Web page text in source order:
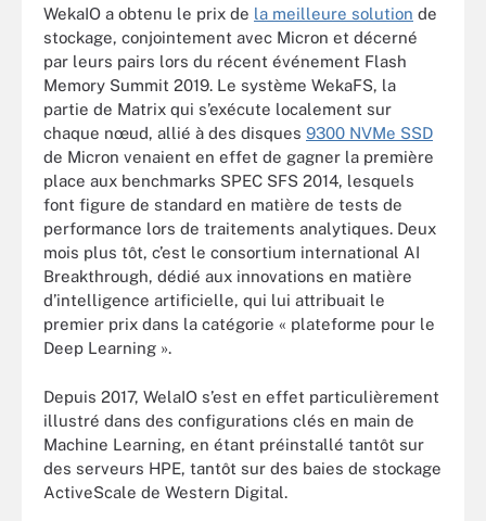
WekaIO a obtenu le prix de la meilleure solution de
stockage, conjointement avec Micron et décerné
par leurs pairs lors du récent événement Flash
Memory Summit 2019. Le système WekaFS, la
partie de Matrix qui s’exécute localement sur
chaque nœud, allié à des disques 9300 NVMe SSD
de Micron venaient en effet de gagner la première
place aux benchmarks SPEC SFS 2014, lesquels
font figure de standard en matière de tests de
performance lors de traitements analytiques. Deux
mois plus tôt, c’est le consortium international AI
Breakthrough, dédié aux innovations en matière
d’intelligence artificielle, qui lui attribuait le
premier prix dans la catégorie « plateforme pour le
Deep Learning ».
Depuis 2017, WelaIO s’est en effet particulièrement
illustré dans des configurations clés en main de
Machine Learning, en étant préinstallé tantôt sur
des serveurs HPE, tantôt sur des baies de stockage
ActiveScale de Western Digital.